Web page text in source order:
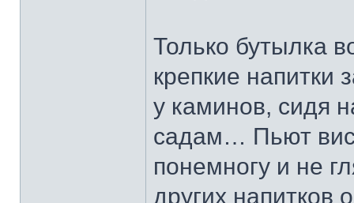
Только бутылка
крепкие
у каминов, сидя
садам… Пьют
понемногу и не
других напитков